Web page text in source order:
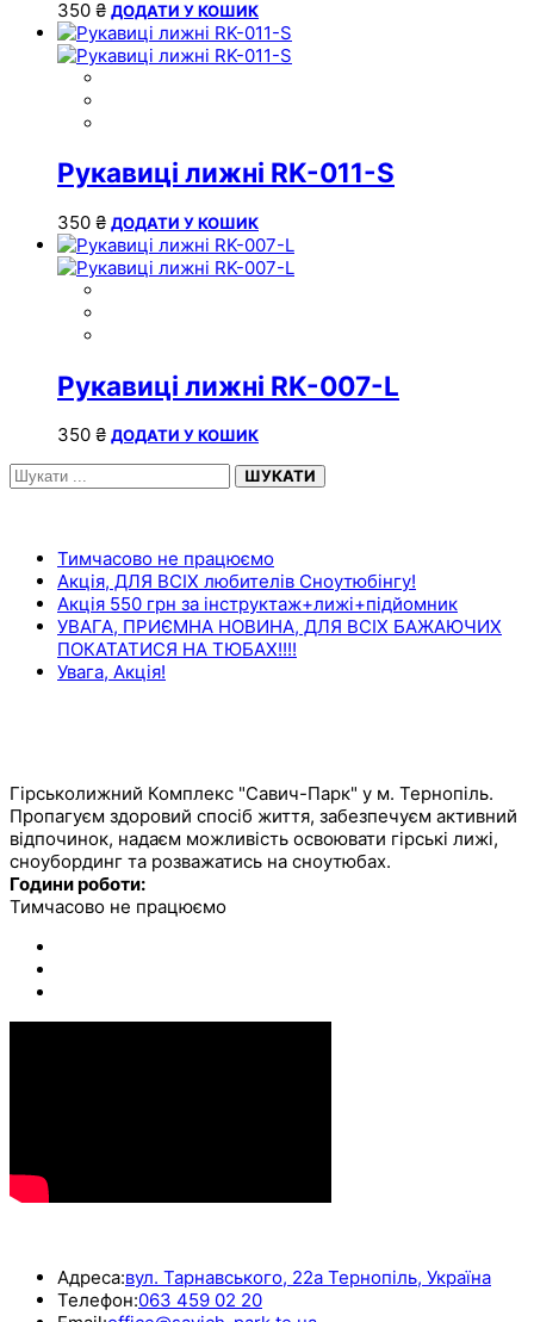
350 ₴ ДОДАТИ У КОШИК
Рукавиці лижні RK-011-S
350 ₴ ДОДАТИ У КОШИК
Рукавиці лижні RK-007-L
350 ₴ ДОДАТИ У КОШИК
ШУКАТИ
Тимчасово не працюємо
Акція, ДЛЯ ВСІХ любителів Сноутюбінгу!
Акція 550 грн за інструктаж+лижі+підйомник
УВАГА, ПРИЄМНА НОВИНА, ДЛЯ ВСІХ БАЖАЮЧИХ
ПОКАТАТИСЯ НА ТЮБАХ!!!!
Увага, Акція!
Гірськолижний Комплекс "Савич-Парк" у м. Тернопіль.
Пропагуєм здоровий спосіб життя, забезпечуєм активний
відпочинок, надаєм можливість освоювати гірські лижі,
сноубординг та розважатись на сноутюбах.
Години роботи:
Тимчасово не працюємо
Адреса:вул. Тарнавського, 22а Тернопіль, Україна
Телефон:063 459 02 20